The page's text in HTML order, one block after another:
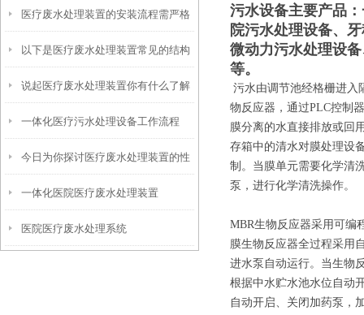
呢？
医疗废水处理装置的安装流程需严格
遵循以下步骤
以下是医疗废水处理装置常见的结构
组成
说起医疗废水处理装置你有什么了解
的呢？
一体化医疗污水处理设备工作流程
今日为你探讨医疗废水处理装置的性
能优势
一体化医院医疗废水处理装置
医院医疗废水处理系统
污水设备主要产品
院污水处理设备、
微动力污水处理设
等。
污水由调节池经格栅进入
物反应器，通过PLC控制
膜分离的水直接排放或回
存箱中的清水对膜处理设
制。当膜单元需要化学清
泵，进行化学清洗操作。
MBR生物反应器采用可编
膜生物反应器全过程采用
进水泵自动运行。当生物
根据中水贮水池水位自动
自动开启、关闭加药泵，